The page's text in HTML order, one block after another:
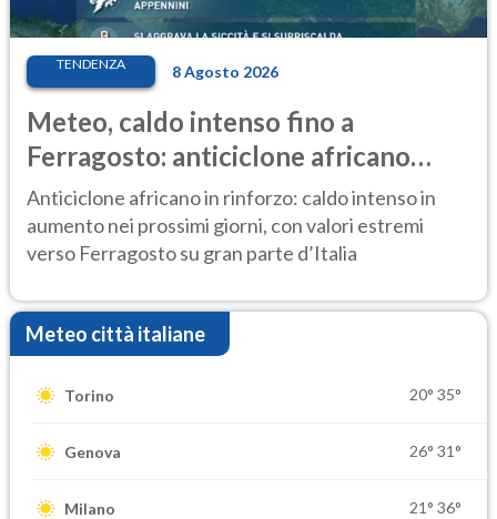
TENDENZA 8 Agosto 2026
Meteo, caldo intenso fino a
Ferragosto: anticiclone africano
ancora protagonista
Anticiclone africano in rinforzo: caldo intenso in
aumento nei prossimi giorni, con valori estremi
verso Ferragosto su gran parte d’Italia
Meteo città italiane
Torino 20° 35°
Genova 26° 31°
Milano 21° 36°